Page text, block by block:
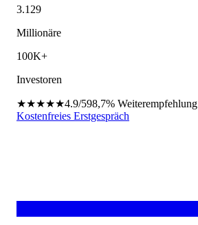
3.129
Millionäre
100K+
Investoren
★★★★★4.9/598,7% Weiterempfehlung
Kostenfreies Erstgespräch